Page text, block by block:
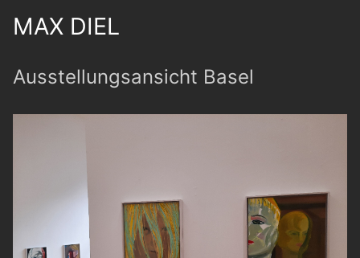
MAX DIEL
Ausstellungsansicht Basel